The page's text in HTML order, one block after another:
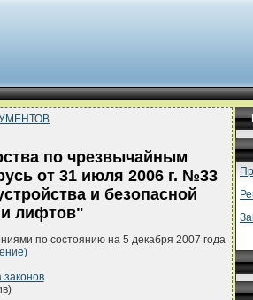
по чрезвычайным
от 31 июля 2006 г. №33
и безопасной
лифтов"
по состоянию на 5 декабря 2007 года
законов